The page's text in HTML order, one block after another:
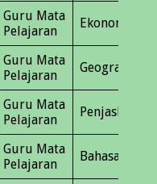
Guru Mata
Pelajaran
Ekonomi
Guru Mata
Pelajaran
Geografi
Guru Mata
Pelajaran
Penjaskes
Guru Mata
Pelajaran
Bahasa